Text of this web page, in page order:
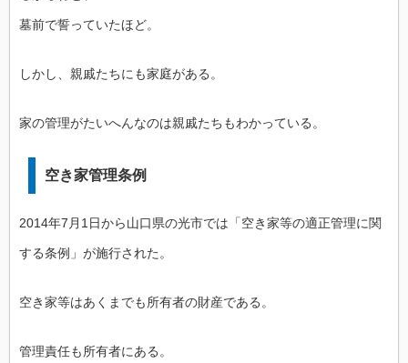
墓前で誓っていたほど。
しかし、親戚たちにも家庭がある。
家の管理がたいへんなのは親戚たちもわかっている。
空き家管理条例
2014年7月1日から山口県の光市では「空き家等の適正管理に関
する条例」が施行された。
空き家等はあくまでも所有者の財産である。
管理責任も所有者にある。